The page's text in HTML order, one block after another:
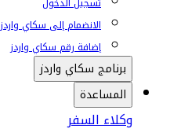
الانضمام إلى سكاي واردز
إضافة رقم سكاي واردز
برنامج سكاي واردز
المساعدة
وكلاء السفر